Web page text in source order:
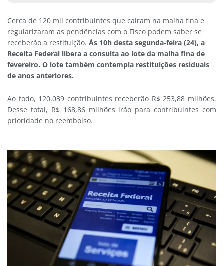
Cerca de 120 mil contribuintes que caíram na malha fina e
regularizaram as pendências com o Fisco podem saber se
receberão a restituição. Às 10h desta segunda-feira (24), a
Receita Federal libera a consulta ao lote da malha fina de
fevereiro. O lote também contempla restituições residuais
de anos anteriores.
Ao todo, 120.039 contribuintes receberão R$ 253,88 milhões.
Desse total, R$ 168,86 milhões irão para contribuintes com
prioridade no reembolso.